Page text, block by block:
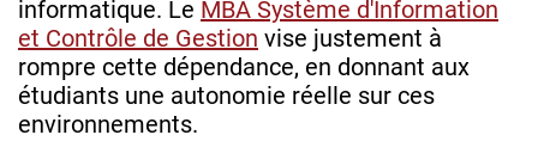
informatique. Le MBA Système d'Information
et Contrôle de Gestion vise justement à
rompre cette dépendance, en donnant aux
étudiants une autonomie réelle sur ces
environnements.